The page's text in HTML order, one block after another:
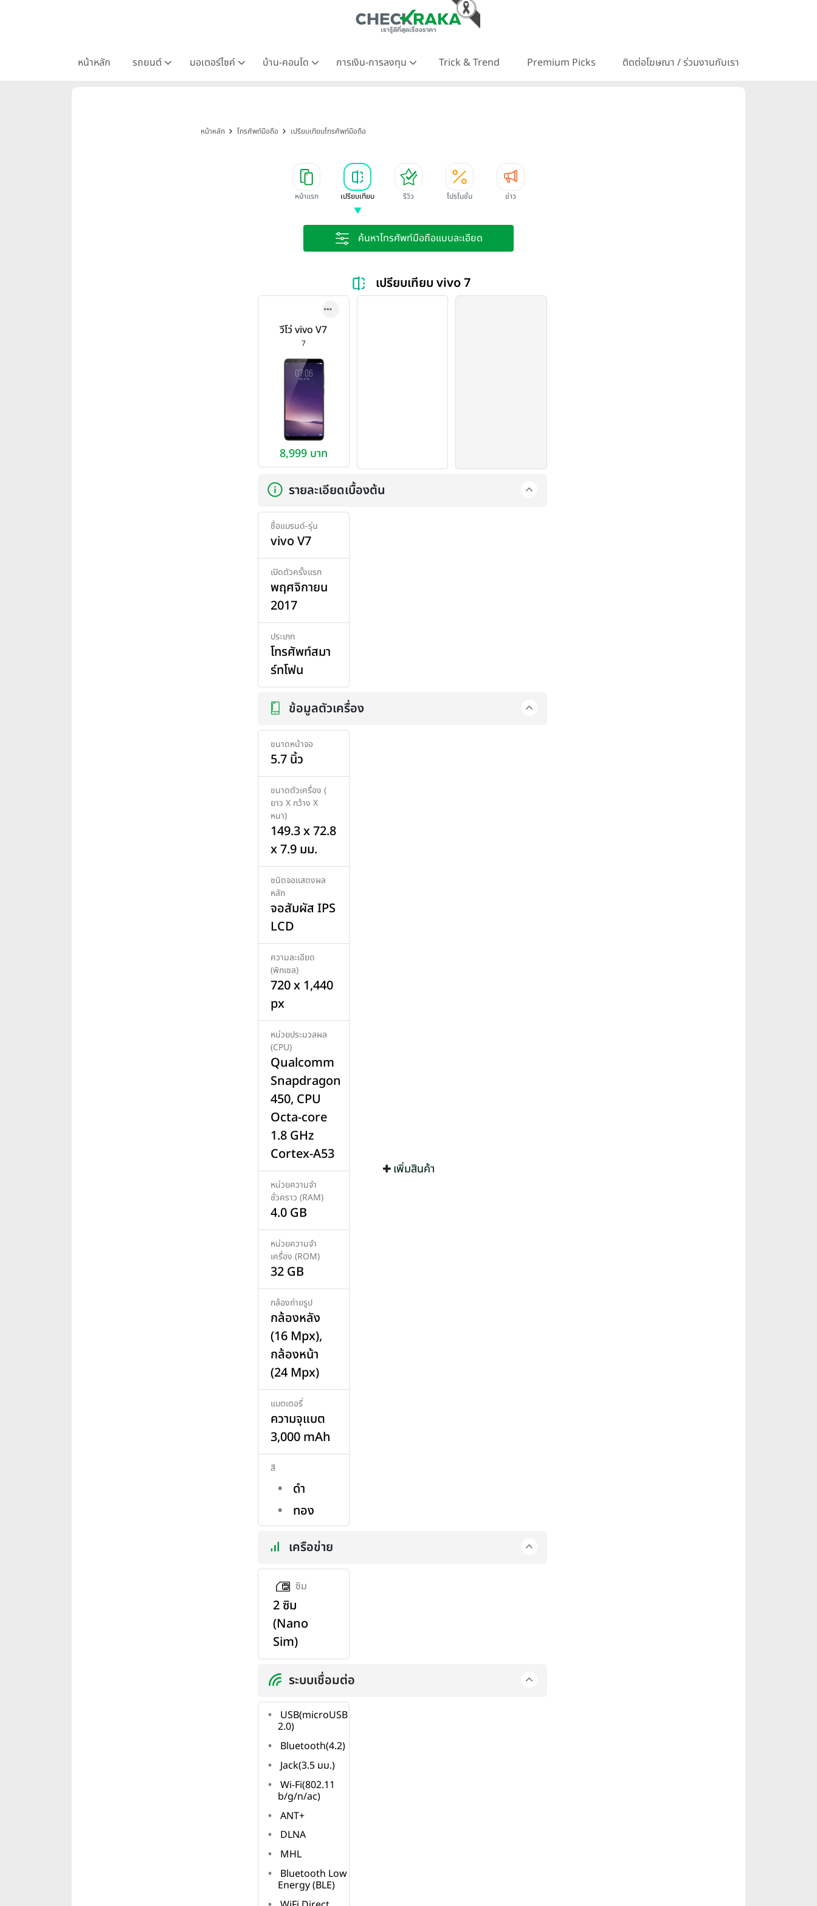
หน้าหลัก รถยนต์ มอเตอร์ไซค์ บ้าน-คอนโด การเงิน-การลงทุน Trick & Trend Premium Picks ติดต่อโฆษณา / ร่วมงานกับเรา
หน้าหลัก โทรศัพท์มือถือ เปรียบเทียบโทรศัพท์มือถือ
หน้าแรก เปรียบเทียบ รีวิว โปรโมชั่น ข่าว
ค้นหาโทรศัพท์มือถือแบบละเอียด
เปรียบเทียบ vivo 7
วีโว่ vivo V7
7
8,999 บาท
เพิ่มสินค้า
เพิ่มสินค้า
รายละเอียดเบื้องต้น
ชื่อแบรนด์-รุ่น
vivo V7
เปิดตัวครั้งแรก
พฤศจิกายน
2017
ประเภท
โทรศัพท์สมา
ร์ทโฟน
ข้อมูลตัวเครื่อง
ขนาดหน้าจอ
5.7 นิ้ว
ขนาดตัวเครื่อง (
ยาว X กว้าง X
หนา)
149.3 x 72.8
x 7.9 มม.
ชนิดจอแสดงผล
หลัก
จอสัมผัส IPS
LCD
ความละเอียด
(พิกเซล)
720 x 1,440
px
หน่วยประมวลผล
(CPU)
Qualcomm
Snapdragon
450, CPU
Octa-core
1.8 GHz
Cortex-A53
หน่วยความจำ
ชั่วคราว (RAM)
4.0 GB
หน่วยความจำ
เครื่อง (ROM)
32 GB
กล้องถ่ายรูป
กล้องหลัง
(16 Mpx),
กล้องหน้า
(24 Mpx)
แบตเตอรี่
ความจุแบต
3,000 mAh
สี
ดำ
ทอง
เครือข่าย
ซิม
2 ซิม
(Nano
Sim)
ระบบเชื่อมต่อ
USB(microUSB
2.0)
Bluetooth(4.2)
Jack(3.5 มม.)
Wi-Fi(802.11
b/g/n/ac)
ANT+
DLNA
MHL
Bluetooth Low
Energy (BLE)